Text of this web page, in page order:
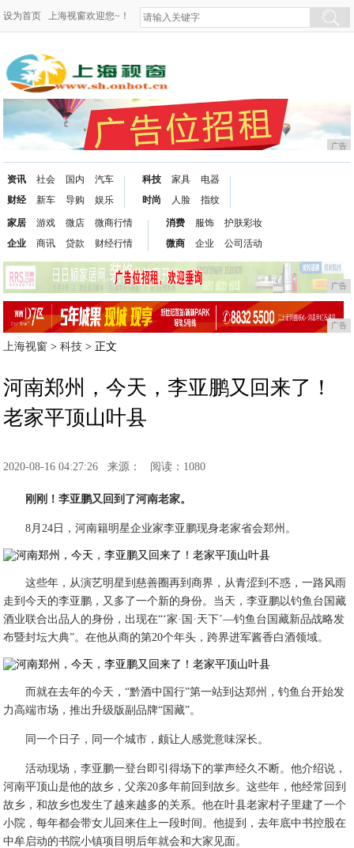
设为首页 上海视窗欢迎您~！
广告
资讯
财经
社会
新车
国内
导购
汽车
娱乐
科技
时尚
家具
人脸
电器
指纹
家居
企业
游戏
商讯
微店
贷款
微商行情
财经行情
消费
微商
服饰
企业
护肤彩妆
公司活动
广告
广告
上海视窗 >科技 > 正文
河南郑州，今天，李亚鹏又回来了！
老家平顶山叶县
2020-08-16 04:27:26 来源： 阅读：1080
刚刚！李亚鹏又回到了河南老家。
8月24日，河南籍明星企业家李亚鹏现身老家省会郑州。
这些年，从演艺明星到慈善圈再到商界，从青涩到不惑，一路风雨
走到今天的李亚鹏，又多了一个新的身份。当天，李亚鹏以钓鱼台国藏
酒业联合出品人的身份，出现在“‘家·国·天下’—钓鱼台国藏新品战略发
布暨封坛大典”。在他从商的第20个年头，跨界进军酱香白酒领域。
而就在去年的今天，“黔酒中国行”第一站到达郑州，钓鱼台开始发
力高端市场，推出升级版副品牌“国藏”。
同一个日子，同一个城市，颇让人感觉意味深长。
活动现场，李亚鹏一登台即引得场下的掌声经久不断。他介绍说，
河南平顶山是他的故乡，父亲20多年前回到故乡。这些年，他经常回到
故乡，和故乡也发生了越来越多的关系。他在叶县老家村子里建了一个
小院，每年都会带女儿回来住上一段时间。他提到，去年底中书控股在
中牟启动的书院小镇项目明后年就会和大家见面。